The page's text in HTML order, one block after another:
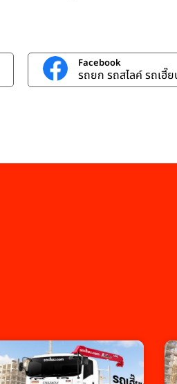
Facebook
รถยก รถสไลค์ รถเฮี๊ย